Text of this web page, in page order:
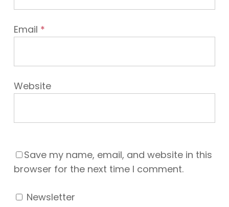
Email *
Website
Save my name, email, and website in this
browser for the next time I comment.
Newsletter